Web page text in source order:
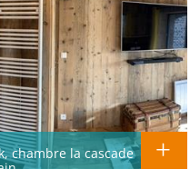
chambre la cascade